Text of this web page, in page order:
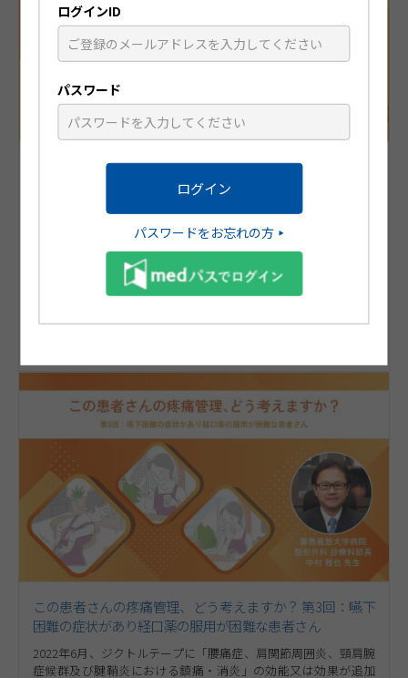
この患者さんの疼痛管理、どう考えますか？ 第4回：複数
箇所に疼痛がある患者さん
2022年6月、ジクトルテープに「腰痛症、肩関節周囲炎、頸肩腕
症候群及び腱鞘炎における鎮痛・消炎」の効能又は効果が追加
となりました。本コンテンツでは、慢性疼痛管理における薬剤
選択のポイント、および全身循環血を介して鎮痛効果を発揮す
るジクトルテープをお役立ていただける可能性のある疼痛患者さ
んについて、慶應義塾大学病院 整形外科 診療科部長 中村 雅也先
この患者さんの疼痛管理、どう考えますか？ 第3回：嚥下
困難の症状があり経口薬の服用が困難な患者さん
2022年6月、ジクトルテープに「腰痛症、肩関節周囲炎、頸肩腕
症候群及び腱鞘炎における鎮痛・消炎」の効能又は効果が追加
ログインID
パスワード
パスワードをお忘れの方